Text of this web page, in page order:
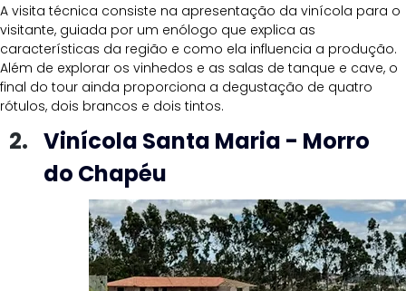
A visita técnica consiste na apresentação da vinícola para o
visitante, guiada por um enólogo que explica as
características da região e como ela influencia a produção.
Além de explorar os vinhedos e as salas de tanque e cave, o
final do tour ainda proporciona a degustação de quatro
rótulos, dois brancos e dois tintos.
Vinícola Santa Maria - Morro
do Chapéu